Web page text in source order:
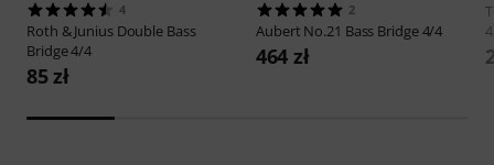
4
Roth & Junius Double Bass
Bridge 4/4
85 zł
2
Aubert No.21 Bass Bridge 4/4
464 zł